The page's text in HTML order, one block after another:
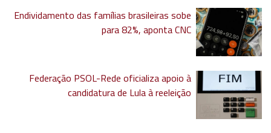
Endividamento das famílias brasileiras sobe
para 82%, aponta CNC
Federação PSOL-Rede oficializa apoio à
candidatura de Lula à reeleição